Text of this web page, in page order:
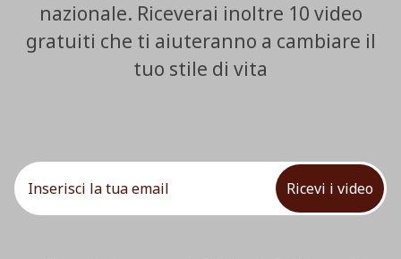
nazionale. Riceverai inoltre 10 video
gratuiti che ti aiuteranno a cambiare il
tuo stile di vita
Ricevi i video